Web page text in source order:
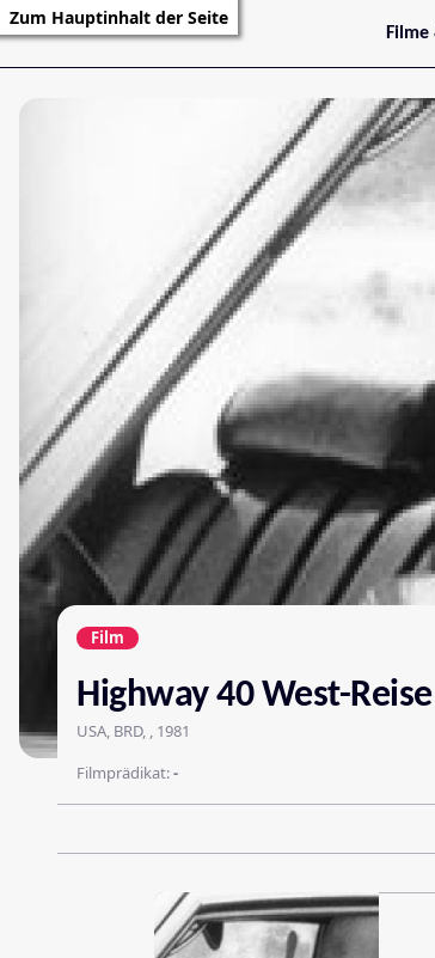
Zum Hauptinhalt der Seite
Film
Highway 40 West-
USA, BRD, , 1981
Filmprädikat:-